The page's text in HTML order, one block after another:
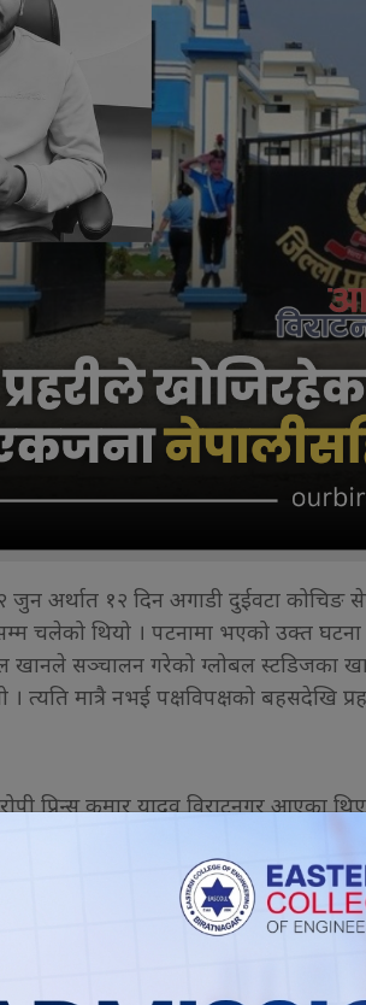
जुन अर्थात १२ दिन अगाडी दुईवटा कोचिङ
चलेको थियो । पटनामा भएको उक्त
खानले सञ्चालन गरेको ग्लोबल स्टडिजका
मात्रै नभई पक्षविपक्षको बहसदेखि
प्रिन्स कुमार यादव विराटनगर आएका
आएका थिए । भारतमा उनीहरु प्रहरीको
हुन् । उनीहरुले ज्ञान बिन्दु कोचिङ
। त्यहि क्रममा उत्पन्न विवादबीच
आएका उनी यहाँको होटलमै बिरामी